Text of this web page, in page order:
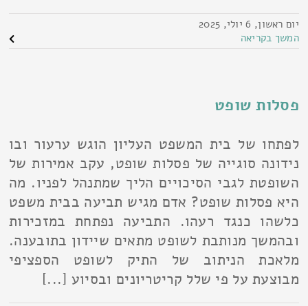
יום ראשון, 6 יולי, 2025
המשך בקריאה
פסלות שופט
לפתחו של בית המשפט העליון הוגש ערעור ובו
נידונה סוגייה של פסלות שופט, עקב אמירות של
השופטת לגבי הסיכויים הליך שמתנהל לפניו. מה
היא פסלות שופט? אדם מגיש תביעה בבית משפט
כלשהו כנגד רעהו. התביעה נפתחת במזכירות
ובהמשך מנותבת לשופט מתאים שיידון בתובענה.
מלאכת הניתוב של התיק לשופט הספציפי
מבוצעת על פי שלל קריטריונים ובסיוע [...]